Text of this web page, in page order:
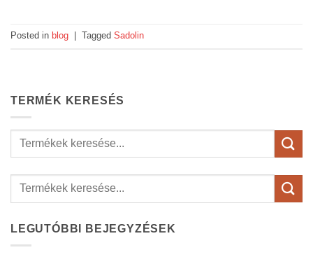
Posted in blog Tagged Sadolin
TERMÉK KERESÉS
Keresés
LEGUTÓBBI BEJEGYZÉSEK